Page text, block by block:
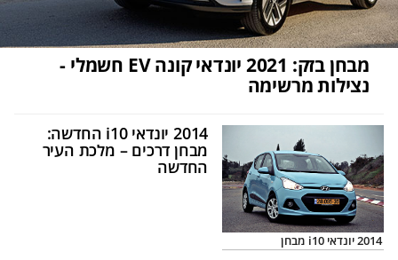
מבחן בזק: 2021 יונדאי קונה EV חשמלי -
נצילות מרשימה
2014 יונדאי i10 מבחן
2014 יונדאי i10 החדשה:
מבחן דרכים – מלכת העיר
החדשה